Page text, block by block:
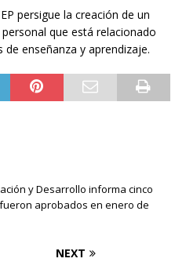
persigue la creación de un
que está relacionado
enseñanza y aprendizaje.
y Desarrollo informa cinco
aprobados en enero de
NEXT